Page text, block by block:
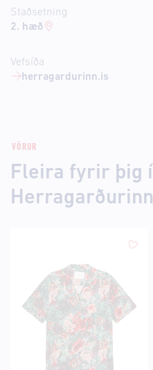
Staðsetning
2. hæð
Vefsíða
herragardurinn.is
VÖRUR
Fleira fyrir þig í
Herragarðurinn